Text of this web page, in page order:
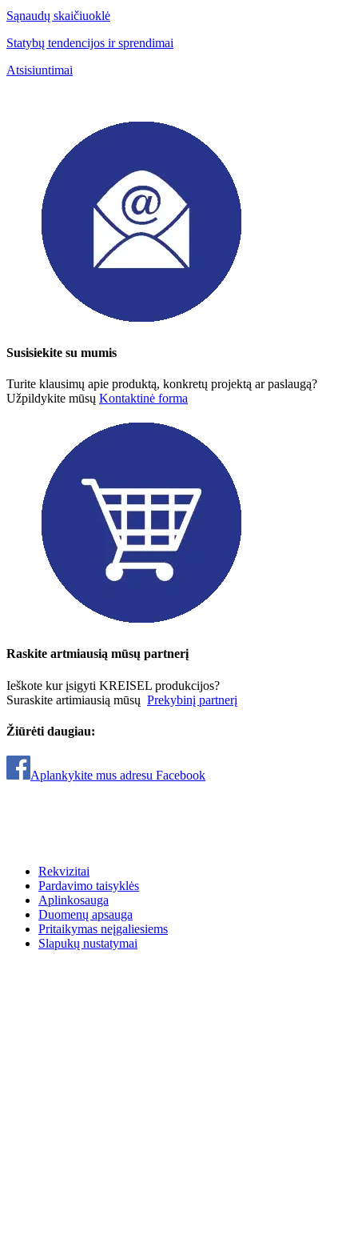
Sąnaudų skaičiuoklė
Statybų tendencijos ir sprendimai
Atsisiuntimai
Susisiekite su mumis
Turite klausimų apie produktą, konkretų projektą ar paslaugą?
Užpildykite mūsų Kontaktinė forma
Raskite artmiausią mūsų partnerį
Ieškote kur įsigyti KREISEL produkcijos?
Suraskite artimiausią mūsų Prekybinį partnerį
Žiūrėti daugiau:
Aplankykite mus adresu Facebook
Rekvizitai
Pardavimo taisyklės
Aplinkosauga
Duomenų apsauga
Pritaikymas neįgaliesiems
Slapukų nustatymai